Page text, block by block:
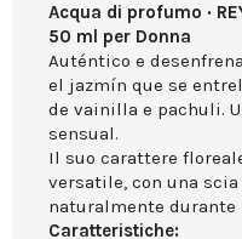
Acqua di profumo ·
50 ml per Donna
Auténtico e
el jazmín que se
de vainilla e pachuli.
sensual.
Il suo carattere
versatile, con una
naturalmente
Caratteristiche: